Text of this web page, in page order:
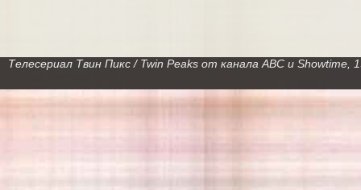
Телесериал Твин Пикс / Twin Peaks от канала ABC и